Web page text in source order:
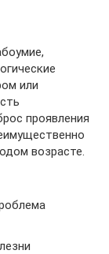
или
проявления
возрасте.